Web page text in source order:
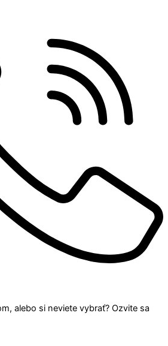
alebo si neviete vybrať? Ozvite sa